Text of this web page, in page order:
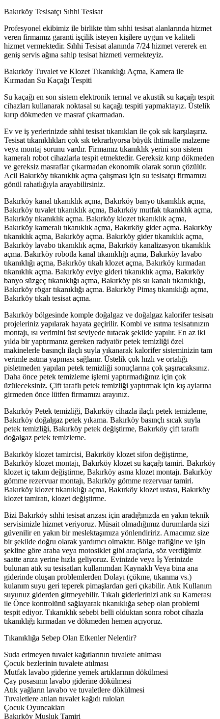
Bakırköy Tesisatçı Sıhhi Tesisat
Profesyonel ekibimiz ile birlikte tüm sıhhi tesisat alanlarında hizmet
veren firmamız garanti işçilik isteyen kişilere uygun ve kaliteli
hizmet vermektedir. Sıhhi Tesisat alanında 7/24 hizmet vererek en
geniş servis ağına sahip tesisat hizmeti vermekteyiz.
Bakırköy Tuvalet ve Klozet Tıkanıklığı Açma, Kamera ile
Kırmadan Su Kaçağı Tespiti
Su kaçağı en son sistem elektronik termal ve akustik su kaçağı tespit
cihazları kullanarak noktasal su kaçağı tespiti yapmaktayız. Üstelik
kırıp dökmeden ve masraf çıkarmadan.
Ev ve iş yerlerinizde sıhhi tesisat tıkanıkları ile çok sık karşılaşırız.
Tesisat tıkanıklıkları çok sık tekrarlıyorsa büyük ihtimalle malzeme
veya montaj sorunu vardır. Firmamız tıkanıklık yerini son sistem
kameralı robot cihazlarla tespit etmektedir. Gereksiz kırıp dökmeden
ve gereksiz masraflar çıkarmadan ekonomik olarak sorun çözülür.
Acil Bakırköy tıkanıklık açma çalışması için su tesisatçı firmamızı
gönül rahatlığıyla arayabilirsiniz.
Bakırköy kanal tıkanıklık açma, Bakırköy banyo tıkanıklık açma,
Bakırköy tuvalet tıkanıklık açma, Bakırköy mutfak tıkanıklık açma,
Bakırköy tıkanıklık açma. Bakırköy klozet tıkanıklık açma,
Bakırköy kameralı tıkanıklık açma, Bakırköy gider açma. Bakırköy
tıkanıklık açma, Bakırköy açma. Bakırköy gider tıkanıklık açma,
Bakırköy lavabo tıkanıklık açma, Bakırköy kanalizasyon tıkanıklık
açma. Bakırköy robotla kanal tıkanıklığı açma, Bakırköy lavabo
tıkanıklığı açma, Bakırköy tıkalı klozet açma, Bakırköy kırmadan
tıkanıklık açma. Bakırköy eviye gideri tıkanıklık açma, Bakırköy
banyo süzgeç tıkanıklığı açma, Bakırköy pis su kanalı tıkanıklığı,
Bakırköy rögar tıkanıklığı açma. Bakırköy Pimaş tıkanıklığı açma,
Bakırköy tıkalı tesisat açma.
Bakırköy bölgesinde komple doğalgaz ve doğalgaz kalorifer tesisatı
projeleriniz yapılarak hayata geçirilir. Kombi ve ısıtma tesisatınızın
montajı, ısı verimini üst seviyede tutacak şekilde yapılır. En az iki
yılda bir yaptırmanız gereken radyatör petek temizliği özel
makinelerle basınçlı ilaçlı suyla yıkanarak kalorifer sisteminizin tam
verimle ısıtma yapması sağlanır. Üstelik çok hızlı ve ortalığı
pisletmeden yapılan petek temizliği sonuçlarına çok şaşıracaksınız.
Daha önce petek temizleme işlemi yaptırmadığınız için çok
üzüleceksiniz. Çift taraflı petek temizliği yaptırmak için kış aylarına
girmeden önce lütfen firmamızı arayınız.
Bakırköy Petek temizliği, Bakırköy cihazla ilaçlı petek temizleme,
Bakırköy doğalgaz petek yıkama. Bakırköy basınçlı sıcak suyla
petek temizliği, Bakırköy petek değiştirme, Bakırköy çift taraflı
doğalgaz petek temizleme.
Bakırköy klozet tamircisi, Bakırköy klozet sifon değiştirme,
Bakırköy klozet montajı, Bakırköy klozet su kaçağı tamiri. Bakırköy
klozet iç takım değiştirme, Bakırköy asma klozet montajı. Bakırköy
gömme rezervuar montajı, Bakırköy gömme rezervuar tamiri.
Bakırköy klozet tıkanıklığı açma, Bakırköy klozet ustası, Bakırköy
klozet tamiratı, klozet değiştirme.
Bizi Bakırköy sıhhi tesisat arızası için aradığınızda en yakın teknik
servisimizle hizmet veriyoruz. Müsait olmadığımız durumlarda sizi
güvenilir en yakın bir meslektaşımıza yönlendiririz. Amacımız size
bir şekilde doğru olarak yardımcı olmaktır. Bölge trafiğine ve işin
şekline göre araba veya motosiklet gibi araçlarla, söz verdiğimiz
saatte arıza yerine hızla geliyoruz. Evinizde veya İş Yerinizde
bulunan atık su tesisatları kullanımdan Kaynaklı Veya bina ana
giderinde oluşan problemlerden Dolayı (çökme, tıkanma vs.)
kulanım suyu geri teperek pimaşlardan geri çıkabilir. Atık Kullanım
suyunuz giderden gitmeyebilir. Tıkalı giderlerinizi atık su Kamerası
ile Önce kontrolünü sağlayarak tıkanıklığa sebep olan problemi
tespit ediyor. Tıkanıklık sebebi belli olduktan sonra robot cihazla
tıkanıklığı kırmadan ve dökmeden hemen açıyoruz.
Tıkanıklığa Sebep Olan Etkenler Nelerdir?
Suda erimeyen tuvalet kağıtlarının tuvalete atılması
Çocuk bezlerinin tuvalete atılması
Mutfak lavabo giderine yemek artıklarının dökülmesi
Çay posasının lavabo giderine dökülmesi
Atık yağların lavabo ve tuvaletlere dökülmesi
Tuvaletlere atılan tuvalet kağıdı ruloları
Çocuk Oyuncakları
Bakırköy Musluk Tamiri